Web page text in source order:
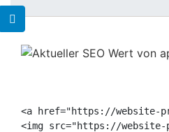
<a href="https://website-
<img src="https://website-